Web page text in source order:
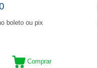
no boleto ou pix
Comprar